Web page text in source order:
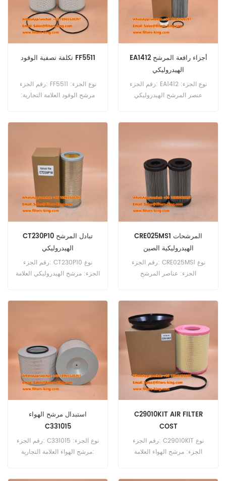
تكلفة تصفية الوقود FF5511
رقم الجزء: FF5511 نوع الجزء:
مرشح الوقود العلامة التجارية:
EA1412 أجزاء رافعة المرشح
الهيدروليكي
رقم الجزء: EA1412 نوع الجزء:
عنصر المرشح الهيدروليكي
الهيدروليكي يعادل HY9784
PA 17 T ، PK 15500 ، PK
16000 ، PK 16000L ، PK
17500 ، PK 21502 ، PK 7501 ،
PK 8080 ، PK 8501 KF.
CT230P10 تبادل المرشح
الهيدروليكي
رقم الجزء: CT230P10 نوع
الجزء: مرشح الهيدروليكي العلامة
CRE025MS1 المرشحات
الهيدروليكية الصين
رقم الجزء: CRE025MS1 نوع
الجزء: عناصر المرشح
استبدال مرشح الهواء
C331015
رقم الجزء: C331015 نوع الجزء:
مرشح الهواء العلامة التجارية:
C29010KIT AIR FILTER
COST
رقم الجزء: C29010KIT نوع
الجزء: مرشح الهواء العلامة